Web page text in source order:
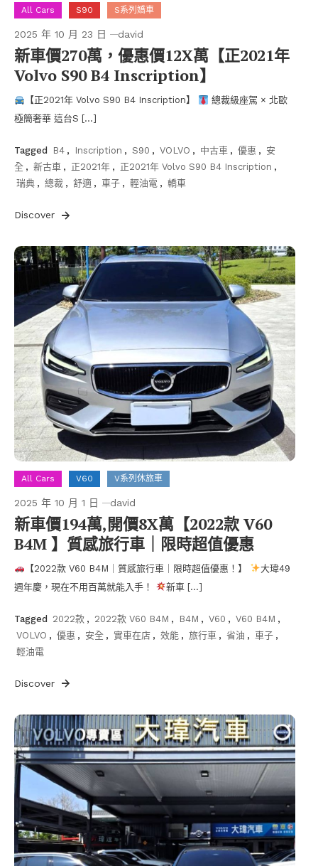
All Cars S90 S系列嬌車
2025 年 10 月 23 日 david
新車價270萬，優惠價12X萬【正2021年
Volvo S90 B4 Inscription】
【正2021年 Volvo S90 B4 Inscription】
總裁級座駕 × 北歐
極簡奢華 這台S […]
Tagged B4 , Inscription , S90 , VOLVO , 中古車 , 優惠 , 安
全 , 新古車 , 正2021年 , 正2021年 Volvo S90 B4 Inscription ,
瑞典 , 總裁 , 舒適 , 車子 , 輕油電 , 轎車
Discover
All Cars V60 V系列休旅車
2025 年 10 月 1 日 david
新車價194萬,開價8X萬【2022款 V60
B4M 】質感旅行車｜限時超值優惠
【2022款 V60 B4M｜質感旅行車｜限時超值優惠！】
大瑋49
週年慶，現在不用百萬就能入手！
新車 […]
Tagged 2022款 , 2022款 V60 B4M , B4M , V60 , V60 B4M ,
VOLVO , 優惠 , 安全 , 實車在店 , 效能 , 旅行車 , 省油 , 車子 ,
輕油電
Discover